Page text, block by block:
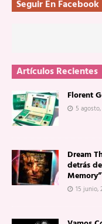
Seguir En Facebook
Artículos Recientes
Florent
5
Dream
detrás
Memory”
15 junio,